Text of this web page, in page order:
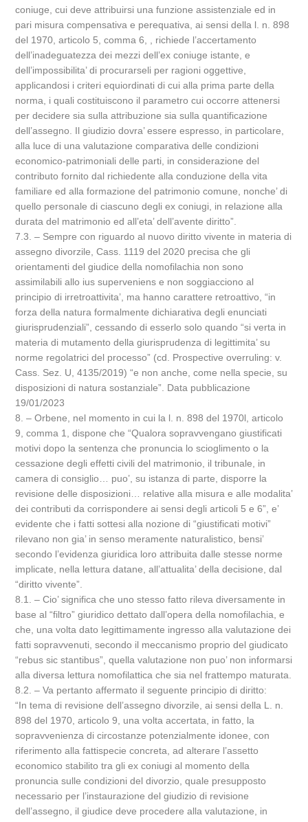
coniuge, cui deve attribuirsi una funzione assistenziale ed in
pari misura compensativa e perequativa, ai sensi della l. n. 898
del 1970, articolo 5, comma 6, , richiede l’accertamento
dell’inadeguatezza dei mezzi dell’ex coniuge istante, e
dell’impossibilita’ di procurarseli per ragioni oggettive,
applicandosi i criteri equiordinati di cui alla prima parte della
norma, i quali costituiscono il parametro cui occorre attenersi
per decidere sia sulla attribuzione sia sulla quantificazione
dell’assegno. Il giudizio dovra’ essere espresso, in particolare,
alla luce di una valutazione comparativa delle condizioni
economico-patrimoniali delle parti, in considerazione del
contributo fornito dal richiedente alla conduzione della vita
familiare ed alla formazione del patrimonio comune, nonche’ di
quello personale di ciascuno degli ex coniugi, in relazione alla
durata del matrimonio ed all’eta’ dell’avente diritto”.
7.3. – Sempre con riguardo al nuovo diritto vivente in materia di
assegno divorzile, Cass. 1119 del 2020 precisa che gli
orientamenti del giudice della nomofilachia non sono
assimilabili allo ius superveniens e non soggiacciono al
principio di irretroattivita’, ma hanno carattere retroattivo, “in
forza della natura formalmente dichiarativa degli enunciati
giurisprudenziali”, cessando di esserlo solo quando “si verta in
materia di mutamento della giurisprudenza di legittimita’ su
norme regolatrici del processo” (cd. Prospective overruling: v.
Cass. Sez. U, 4135/2019) “e non anche, come nella specie, su
disposizioni di natura sostanziale”. Data pubblicazione
19/01/2023
8. – Orbene, nel momento in cui la l. n. 898 del 1970l, articolo
9, comma 1, dispone che “Qualora sopravvengano giustificati
motivi dopo la sentenza che pronuncia lo scioglimento o la
cessazione degli effetti civili del matrimonio, il tribunale, in
camera di consiglio… puo’, su istanza di parte, disporre la
revisione delle disposizioni… relative alla misura e alle modalita’
dei contributi da corrispondere ai sensi degli articoli 5 e 6”, e’
evidente che i fatti sottesi alla nozione di “giustificati motivi”
rilevano non gia’ in senso meramente naturalistico, bensi’
secondo l’evidenza giuridica loro attribuita dalle stesse norme
implicate, nella lettura datane, all’attualita’ della decisione, dal
“diritto vivente”.
8.1. – Cio’ significa che uno stesso fatto rileva diversamente in
base al “filtro” giuridico dettato dall’opera della nomofilachia, e
che, una volta dato legittimamente ingresso alla valutazione dei
fatti sopravvenuti, secondo il meccanismo proprio del giudicato
“rebus sic stantibus”, quella valutazione non puo’ non informarsi
alla diversa lettura nomofilattica che sia nel frattempo maturata.
8.2. – Va pertanto affermato il seguente principio di diritto:
“In tema di revisione dell’assegno divorzile, ai sensi della L. n.
898 del 1970, articolo 9, una volta accertata, in fatto, la
sopravvenienza di circostanze potenzialmente idonee, con
riferimento alla fattispecie concreta, ad alterare l’assetto
economico stabilito tra gli ex coniugi al momento della
pronuncia sulle condizioni del divorzio, quale presupposto
necessario per l’instaurazione del giudizio di revisione
dell’assegno, il giudice deve procedere alla valutazione, in